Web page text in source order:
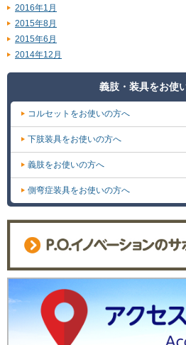
2016年1月
2015年8月
2015年6月
2014年12月
義肢・装具をお使
コルセットをお使いの方へ
下肢装具をお使いの方へ
義肢をお使いの方へ
側弯症装具をお使いの方へ